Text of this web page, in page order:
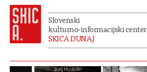
Slovenski
kulturno-informacijski center
SKICA DUNAJ